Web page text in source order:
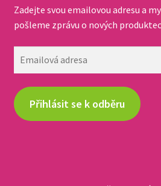
Zadejte svou emailovou adresu a
pošleme zprávu o nových
Přihlásit se k odběru